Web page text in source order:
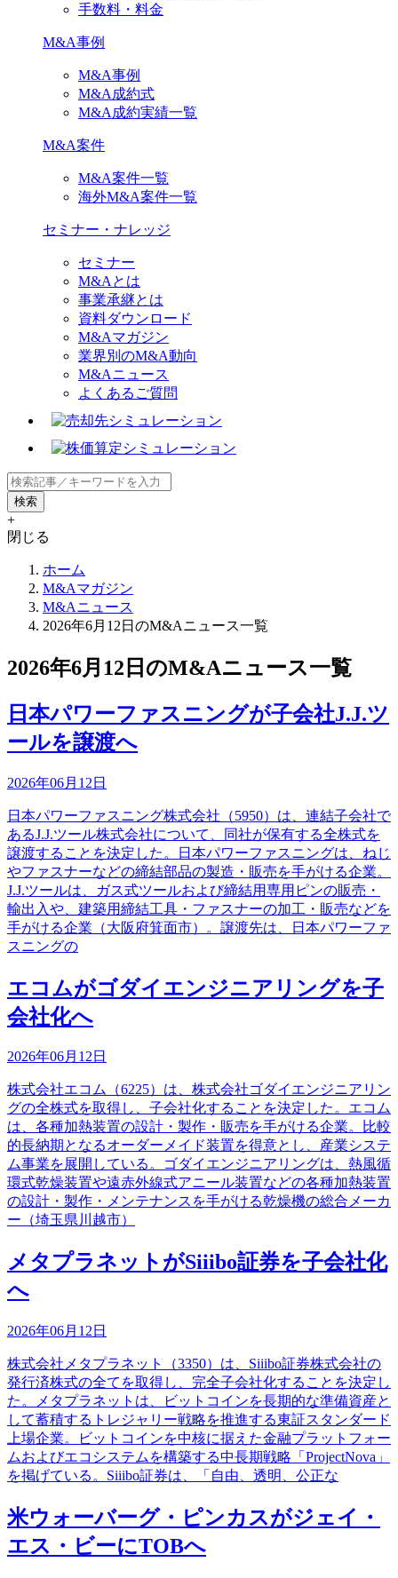
手数料・料金
M&A事例
M&A事例
M&A成約式
M&A成約実績一覧
M&A案件
M&A案件一覧
海外M&A案件一覧
セミナー・ナレッジ
セミナー
M&Aとは
事業承継とは
資料ダウンロード
M&Aマガジン
業界別のM&A動向
M&Aニュース
よくあるご質問
+
閉じる
ホーム
M&Aマガジン
M&Aニュース
2026年6月12日のM&Aニュース一覧
2026年6月12日のM&Aニュース一覧
日本パワーファスニングが子会社J.J.ツ
ールを譲渡へ
2026年06月12日
日本パワーファスニング株式会社（5950）は、連結子会社で
あるJ.J.ツール株式会社について、同社が保有する全株式を
譲渡することを決定した。日本パワーファスニングは、ねじ
やファスナーなどの締結部品の製造・販売を手がける企業。
J.J.ツールは、ガス式ツールおよび締結用専用ピンの販売・
輸出入や、建築用締結工具・ファスナーの加工・販売などを
手がける企業（大阪府箕面市）。譲渡先は、日本パワーファ
スニングの
エコムがゴダイエンジニアリングを子
会社化へ
2026年06月12日
株式会社エコム（6225）は、株式会社ゴダイエンジニアリン
グの全株式を取得し、子会社化することを決定した。エコム
は、各種加熱装置の設計・製作・販売を手がける企業。比較
的長納期となるオーダーメイド装置を得意とし、産業システ
ム事業を展開している。ゴダイエンジニアリングは、熱風循
環式乾燥装置や遠赤外線式アニール装置などの各種加熱装置
の設計・製作・メンテナンスを手がける乾燥機の総合メーカ
ー（埼玉県川越市）
メタプラネットがSiiibo証券を子会社化
へ
2026年06月12日
株式会社メタプラネット（3350）は、Siiibo証券株式会社の
発行済株式の全てを取得し、完全子会社化することを決定し
た。メタプラネットは、ビットコインを長期的な準備資産と
して蓄積するトレジャリー戦略を推進する東証スタンダード
上場企業。ビットコインを中核に据えた金融プラットフォー
ムおよびエコシステムを構築する中長期戦略「ProjectNova」
を掲げている。Siiibo証券は、「自由、透明、公正な
米ウォーバーグ・ピンカスがジェイ・
エス・ビーにTOBへ